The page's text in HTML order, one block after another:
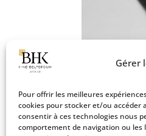
Gérer
Pour offrir les meilleures
cookies pour stocker et/ou accéder
consentir à ces technologies nous
comportement de navigation ou les
28 Sep 2024|